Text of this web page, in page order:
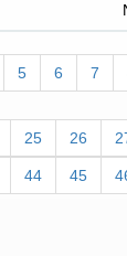
5 6 7
25 26
44 45